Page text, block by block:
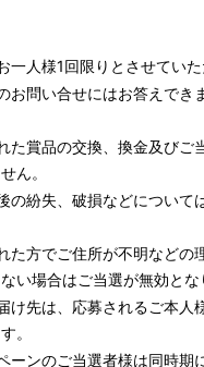
一人様1回限りとさせていた
お問い合せにはお答えでき
た賞品の交換、換金及びご
ん。
の紛失、破損などについて
た方でご住所が不明などの
い場合はご当選が無効とな
け先は、応募されるご本人
。
ーンのご当選者様は同時期